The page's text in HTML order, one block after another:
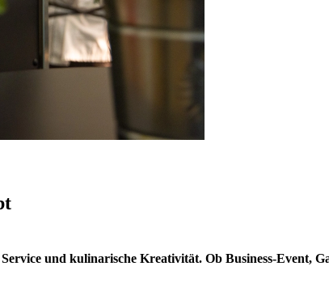
und kulinarische Kreativität. Ob Business-Event,